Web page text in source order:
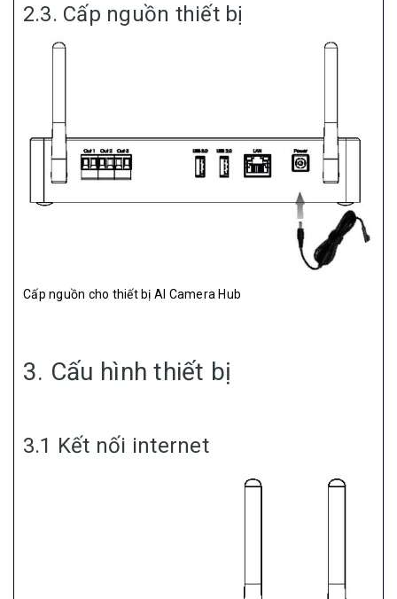
2.3. Cấp nguồn thiết bị
Cấp nguồn cho thiết bị AI Camera Hub
3. Cấu hình thiết bị
3.1 Kết nối internet